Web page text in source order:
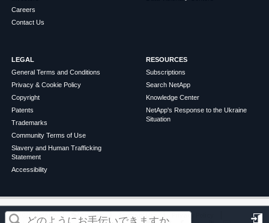
この記事は役に立ちましたか？
Careers
Contact Us
LEGAL
General Terms and Conditions
Privacy & Cookie Policy
Copyright
Patents
Trademarks
Community Terms of Use
Slavery and Human Trafficking
Statement
Accessibility
RESOURCES
Subscriptions
Search NetApp
Knowledge Center
NetApp's Response to the Ukraine
Situation
©2026NetApp English Terms of Use
Privacy Policy